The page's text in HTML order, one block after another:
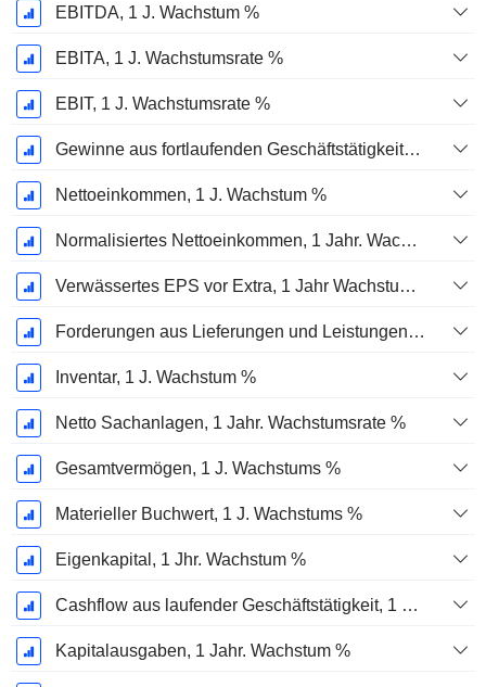
EBITDA, 1 J. Wachstum %
EBITA, 1 J. Wachstumsrate %
EBIT, 1 J. Wachstumsrate %
Gewinne aus fortlaufenden Geschäftstätigkeiten, 1 Jahr Wachstumsrate %
Nettoeinkommen, 1 J. Wachstum %
Normalisiertes Nettoeinkommen, 1 Jahr. Wachstums %
Verwässertes EPS vor Extra, 1 Jahr Wachstumsrate %
Forderungen aus Lieferungen und Leistungen, 1 Jahr Wachstum %
Inventar, 1 J. Wachstum %
Netto Sachanlagen, 1 Jahr. Wachstumsrate %
Gesamtvermögen, 1 J. Wachstums %
Materieller Buchwert, 1 J. Wachstums %
Eigenkapital, 1 Jhr. Wachstum %
Cashflow aus laufender Geschäftstätigkeit, 1 Jähriges Wachstum in %
Kapitalausgaben, 1 Jahr. Wachstum %